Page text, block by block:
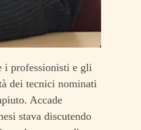
i professionisti e gli
dei tecnici nominati
Accade
stava discutendo